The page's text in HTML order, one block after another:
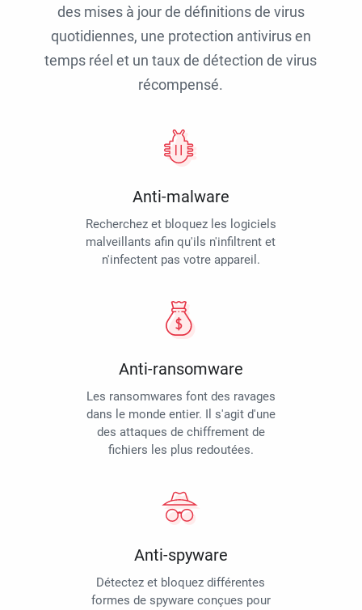
des mises à jour de définitions de virus
quotidiennes, une protection antivirus en
temps réel et un taux de détection de virus
récompensé.
Anti-malware
Recherchez et bloquez les logiciels
malveillants afin qu'ils n'infiltrent et
n'infectent pas votre appareil.
Anti-ransomware
Les ransomwares font des ravages
dans le monde entier. Il s'agit d'une
des attaques de chiffrement de
fichiers les plus redoutées.
Anti-spyware
Détectez et bloquez différentes
formes de spyware conçues pour